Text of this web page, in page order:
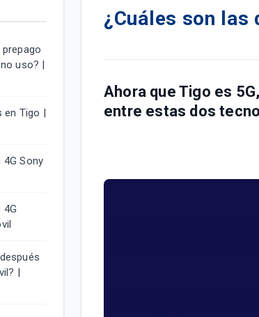
uso? |
en Tigo |
Sony
|
¿Cuáles son las
Ahora que Tigo es
entre estas dos